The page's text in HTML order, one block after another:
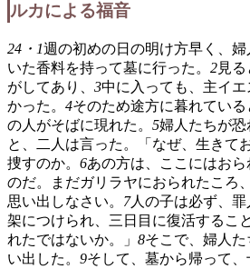
ルカによる福音
24・1週の初めの日の明け方早く、
いた香料を持って墓に行った。 2見
がしてあり、 3中に入っても、主イ
かった。 4そのため途方に暮れてい
の人がそばに現れた。 5婦人たちが恐
と、二人は言った。「なぜ、生きて
捜すのか。 6あの方は、ここにはお
のだ。まだガリラヤにおられたころ
思い出しなさい。 7人の子は必ず、
架につけられ、三日目に復活するこ
れたではないか。」 8そこで、婦人
い出した。 9そして、墓から帰って